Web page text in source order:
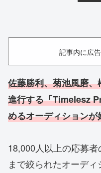
記事内に広
佐藤勝利、菊池風磨
進行する「Timelesz
めるオーディション
18,000人以上の応募
まで絞られたオーデ